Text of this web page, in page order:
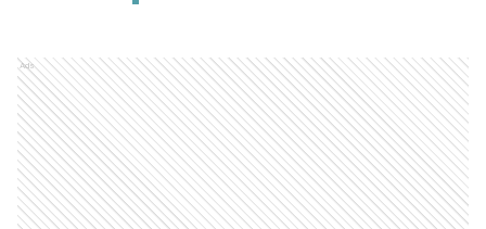
Ads